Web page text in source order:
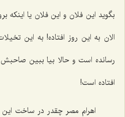
بگوید این فلان و این فلان یا
الان به این روز افتاده! به این
رسانده است و حالا بیا ببین
افتاده است!
اهرام مصر چقدر در ساخت این